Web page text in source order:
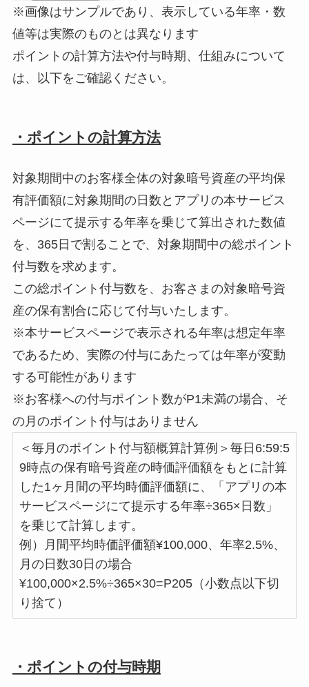
※画像はサンプルであり、表示している年率・数
値等は実際のものとは異なります
ポイントの計算方法や付与時期、仕組みについて
は、以下をご確認ください。
・ポイントの計算方法
対象期間中のお客様全体の対象暗号資産の平均保
有評価額に対象期間の日数とアプリの本サービス
ページにて提示する年率を乗じて算出された数値
を、365日で割ることで、対象期間中の総ポイント
付与数を求めます。
この総ポイント付与数を、お客さまの対象暗号資
産の保有割合に応じて付与いたします。
※本サービスページで表示される年率は想定年率
であるため、実際の付与にあたっては年率が変動
する可能性があります
※お客様への付与ポイント数がP1未満の場合、そ
の月のポイント付与はありません
＜毎月のポイント付与額概算計算例＞ 毎日6:59:5
9時点の保有暗号資産の時価評価額をもとに計算
した1ヶ月間の平均時価評価額に、「アプリの本
サービスページにて提示する年率÷365×日数」
を乗じて計算します。
例）月間平均時価評価額¥100,000、年率2.5%、
月の日数30日の場合
¥100,000×2.5%÷365×30=P205（小数点以下切
り捨て）
・ポイントの付与時期